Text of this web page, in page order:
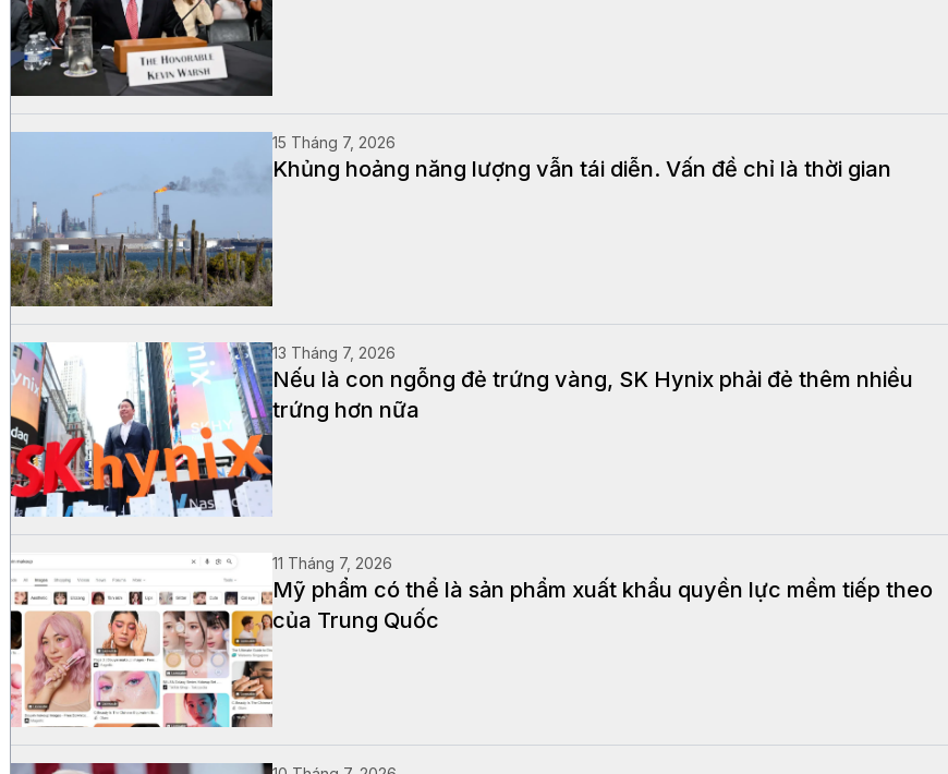
15 Tháng 7, 2026
Khủng hoảng năng lượng vẫn tái diễn. Vấn đề chỉ là thời gian
13 Tháng 7, 2026
Nếu là con ngỗng đẻ trứng vàng, SK Hynix phải đẻ thêm nhiều
trứng hơn nữa
11 Tháng 7, 2026
Mỹ phẩm có thể là sản phẩm xuất khẩu quyền lực mềm tiếp theo
của Trung Quốc